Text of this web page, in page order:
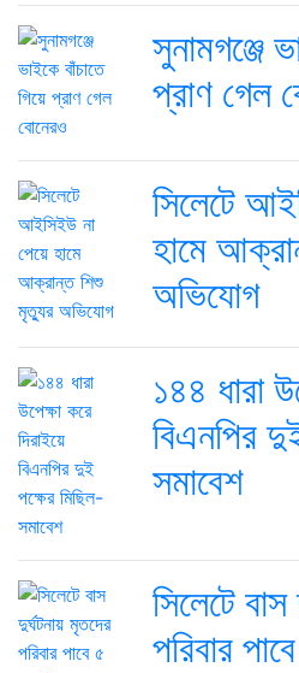
সুনামগঞ্জে
প্রাণ গেল
সিলেটে
হামে
অভিযোগ
১৪৪ ধারা
বিএনপির
সমাবেশ
সিলেটে
পরিবার